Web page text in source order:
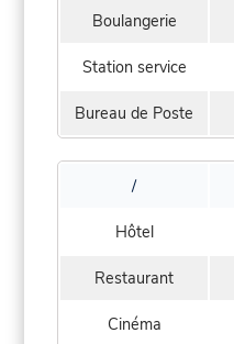
Boulangerie
Station service
Bureau de Poste
/
Hôtel
Restaurant
Cinéma